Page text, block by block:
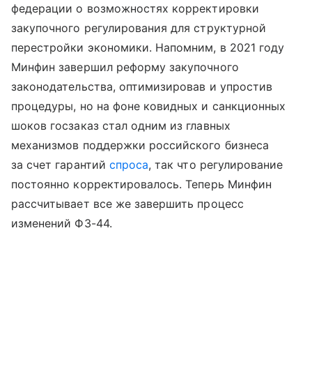
федерации о возможностях корректировки
закупочного регулирования для структурной
перестройки экономики. Напомним, в 2021 году
Минфин завершил реформу закупочного
законодательства, оптимизировав и упростив
процедуры, но на фоне ковидных и санкционных
шоков госзаказ стал одним из главных
механизмов поддержки российского бизнеса
за счет гарантий спроса, так что регулирование
постоянно корректировалось. Теперь Минфин
рассчитывает все же завершить процесс
изменений ФЗ-44.